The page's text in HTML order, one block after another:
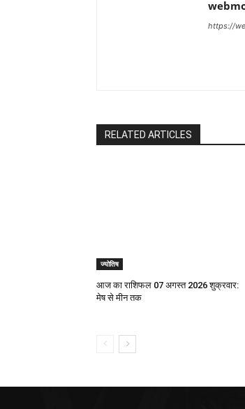
https://
RELATED ARTICLES
ज्योतिष
आज का राशिफल 07 अगस्त 2026 शुक्रवार:
मेष से मीन तक